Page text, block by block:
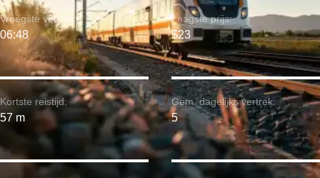
Kortste reistijd:
57 m
Vroegste vertrek:
06:48
Laagste prijs:
$23
Gem. dagelijks vertrek:
5